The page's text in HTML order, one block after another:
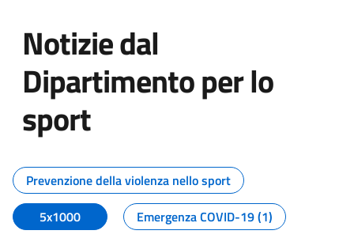
Notizie dal
Dipartimento per lo
sport
Tutti i contenuti della pagina
Prevenzione della violenza nello sport
5x1000
Emergenza COVID-19 (1)